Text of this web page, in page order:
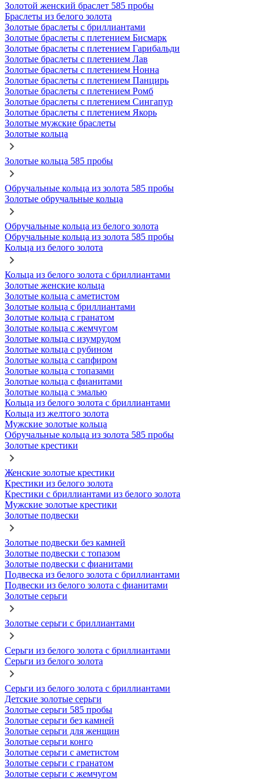
Золотой женский браслет 585 пробы
Браслеты из белого золота
Золотые браслеты с бриллиантами
Золотые браслеты с плетением Бисмарк
Золотые браслеты с плетением Гарибальди
Золотые браслеты с плетением Лав
Золотые браслеты с плетением Нонна
Золотые браслеты с плетением Панцирь
Золотые браслеты с плетением Ромб
Золотые браслеты с плетением Сингапур
Золотые браслеты с плетением Якорь
Золотые мужские браслеты
Золотые кольца
Золотые кольца 585 пробы
Обручальные кольца из золота 585 пробы
Золотые обручальные кольца
Обручальные кольца из белого золота
Обручальные кольца из золота 585 пробы
Кольца из белого золота
Кольца из белого золота с бриллиантами
Золотые женские кольца
Золотые кольца с аметистом
Золотые кольца с бриллиантами
Золотые кольца с гранатом
Золотые кольца с жемчугом
Золотые кольца с изумрудом
Золотые кольца с рубином
Золотые кольца с сапфиром
Золотые кольца с топазами
Золотые кольца с фианитами
Золотые кольца с эмалью
Кольца из белого золота с бриллиантами
Кольца из желтого золота
Мужские золотые кольца
Обручальные кольца из золота 585 пробы
Золотые крестики
Женские золотые крестики
Крестики из белого золота
Крестики с бриллиантами из белого золота
Мужские золотые крестики
Золотые подвески
Золотые подвески без камней
Золотые подвески с топазом
Золотые подвески с фианитами
Подвеска из белого золота с бриллиантами
Подвески из белого золота с фианитами
Золотые серьги
Золотые серьги с бриллиантами
Серьги из белого золота с бриллиантами
Серьги из белого золота
Серьги из белого золота с бриллиантами
Детские золотые серьги
Золотые серьги 585 пробы
Золотые серьги без камней
Золотые серьги для женщин
Золотые серьги конго
Золотые серьги с аметистом
Золотые серьги с гранатом
Золотые серьги с жемчугом